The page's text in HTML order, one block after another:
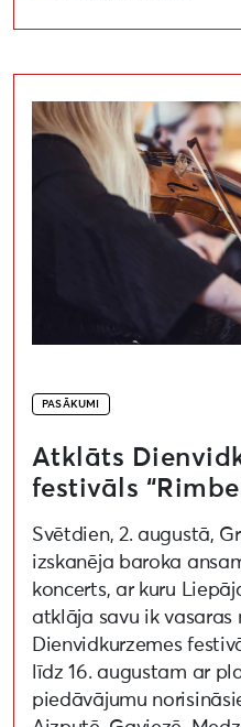
PASĀKUMI
Atklāts
festivāls
Svētdien, 2. augustā,
izskanēja baroka
koncerts, ar kuru
atklāja savu ik vasaras
Dienvidkurzemes
līdz 16. augustam ar
piedāvājumu